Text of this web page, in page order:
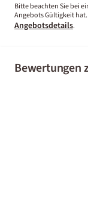
Bitte beachten Sie bei
Angebots Gültigkeit
Angebotsdetails.
Bewertungen